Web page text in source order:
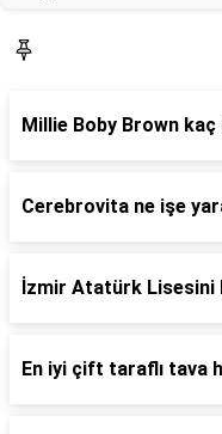
Millie Boby Brown
Cerebrovita ne işe
İzmir Atatürk Lisesini
En iyi çift taraflı tava